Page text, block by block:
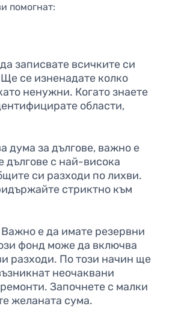
помогнат:
записвате всичките си
се изненадате колко
ненужни. Когато знаете
области,
дума за дългове, важно е
дългове с най-висока
си разходи по лихви.
стриктно към
Важно е да имате резервни
фонд може да включва
разходи. По този начин ще
неочаквани
Започнете с малки
желаната сума.